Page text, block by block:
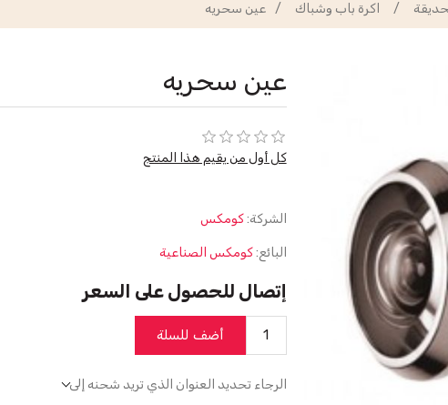
/ اكرة باب وشباك / عين سحريه
عين سحريه
كل أول من يقيم هذا المنتج
الشركة: كومكس
البائع: كومكس الصناعية
إتصال للحصول على السعر
أضف للسلة
الرجاء تحديد العنوان الذي تريد شحنه إلى